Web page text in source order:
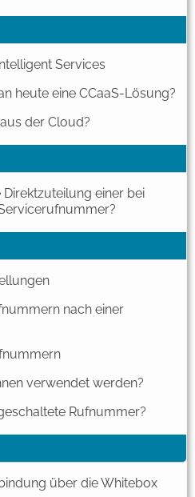
Services
heute eine CCaaS-Lösung?
der Cloud?
einer bei
nach einer
verwendet werden?
Rufnummer?
über die Whitebox